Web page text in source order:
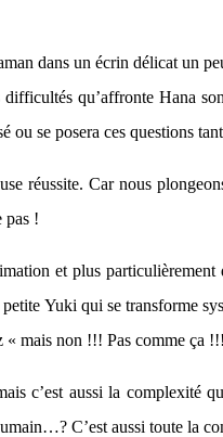
dans un écrin délicat un
qu’affronte Hana
ou se posera ces questions
réussite. Car nous
pas !
et plus
Yuki qui se transforme
« mais non !!! Pas comme ça
c’est aussi la complexité
C’est aussi toute la